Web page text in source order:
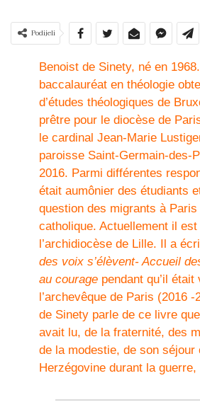
Podijeli
Benoist de Sinety, né en
baccalauréat en théologie
d’études théologiques de
prêtre pour le diocèse de
le cardinal Jean-Marie
paroisse Saint-Germain-des-
2016. Parmi différentes
était aumônier des étudiants
question des migrants à Paris
catholique. Actuellement il
l’archidiocèse de Lille. Il a
des voix s’élèvent- Accueil
au courage pendant qu’il
l’archevêque de Paris (2016
de Sinety parle de ce livre
avait lu, de la fraternité, des
de la modestie, de son séjour
Herzégovine durant la